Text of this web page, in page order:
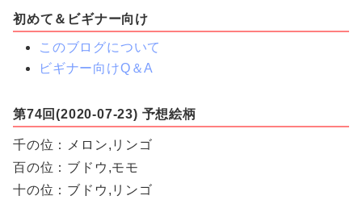
初めて＆ビギナー向け
このブログについて
ビギナー向けQ＆A
第74回(2020-07-23) 予想絵柄
千の位：メロン,リンゴ
百の位：ブドウ,モモ
十の位：ブドウ,リンゴ